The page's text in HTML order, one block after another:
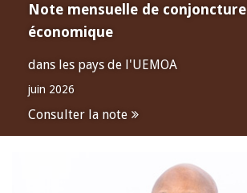
Note mensuelle de conjoncture
économique
dans les pays de l'UEMOA
juin 2026
Consulter la note